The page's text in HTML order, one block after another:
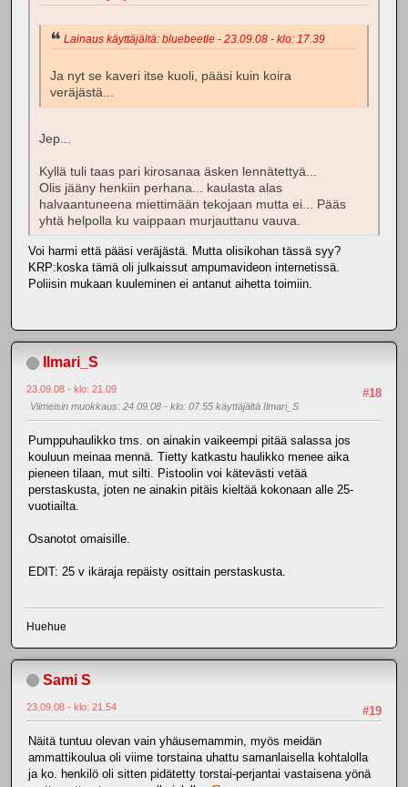
Lainaus käyttäjältä: bluebeetle - 23.09.08 - klo: 17.39
Ja nyt se kaveri itse kuoli, pääsi kuin koira
veräjästä...
Jep...
Kyllä tuli taas pari kirosanaa äsken lennätettyä...
Olis jääny henkiin perhana... kaulasta alas
halvaantuneena miettimään tekojaan mutta ei... Pääs
yhtä helpolla ku vaippaan murjauttanu vauva.
Voi harmi että pääsi veräjästä. Mutta olisikohan tässä syy?
KRP:koska tämä oli julkaissut ampumavideon internetissä.
Poliisin mukaan kuuleminen ei antanut aihetta toimiin.
Ilmari_S
#18
23.09.08 - klo: 21.09
Viimeisin muokkaus: 24.09.08 - klo: 07.55 käyttäjältä Ilmari_S
Pumppuhaulikko tms. on ainakin vaikeempi pitää salassa jos
kouluun meinaa mennä. Tietty katkastu haulikko menee aika
pieneen tilaan, mut silti. Pistoolin voi kätevästi vetää
perstaskusta, joten ne ainakin pitäis kieltää kokonaan alle 25-
vuotiailta.
Osanotot omaisille.
EDIT: 25 v ikäraja repäisty osittain perstaskusta.
Huehue
Sami S
#19
23.09.08 - klo: 21.54
Näitä tuntuu olevan vain yhäusemammin, myös meidän
ammattikoulua oli viime torstaina uhattu samanlaisella kohtalolla
ja ko. henkilö oli sitten pidätetty torstai-perjantai vastaisena yönä